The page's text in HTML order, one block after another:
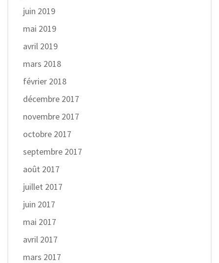
juin 2019
mai 2019
avril 2019
mars 2018
février 2018
décembre 2017
novembre 2017
octobre 2017
septembre 2017
août 2017
juillet 2017
juin 2017
mai 2017
avril 2017
mars 2017